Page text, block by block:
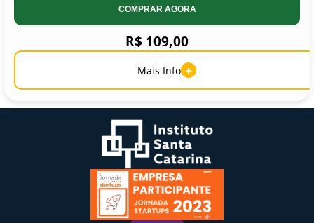
COMPRAR AGORA
R$ 109,00
Mais Info +